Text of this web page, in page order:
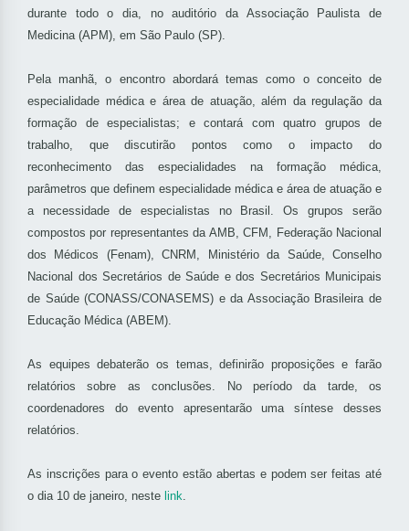
durante todo o dia, no auditório da Associação Paulista de
Medicina (APM), em São Paulo (SP).
Pela manhã, o encontro abordará temas como o conceito de
especialidade médica e área de atuação, além da regulação da
formação de especialistas; e contará com quatro grupos de
trabalho, que discutirão pontos como o impacto do
reconhecimento das especialidades na formação médica,
parâmetros que definem especialidade médica e área de atuação e
a necessidade de especialistas no Brasil. Os grupos serão
compostos por representantes da AMB, CFM, Federação Nacional
dos Médicos (Fenam), CNRM, Ministério da Saúde, Conselho
Nacional dos Secretários de Saúde e dos Secretários Municipais
de Saúde (CONASS/CONASEMS) e da Associação Brasileira de
Educação Médica (ABEM).
As equipes debaterão os temas, definirão proposições e farão
relatórios sobre as conclusões. No período da tarde, os
coordenadores do evento apresentarão uma síntese desses
relatórios.
As inscrições para o evento estão abertas e podem ser feitas até
o dia 10 de janeiro, neste link.